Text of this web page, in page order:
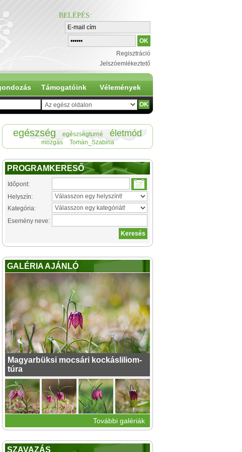
BELÉPÉS:
Regisztráció
Jelszóemlékeztető
Támogatóink Vélemények
egészség egészségturné életmód
mozgás Tomán_Szabina
PROGRAMKERESŐ
Időpont:
Helyszín:
Kategória:
Esemény neve:
GALÉRIA AJÁNLÓ
Magyarbüksi mocsári kockásliliom-
túra
További galériák
SZAVAZÁS